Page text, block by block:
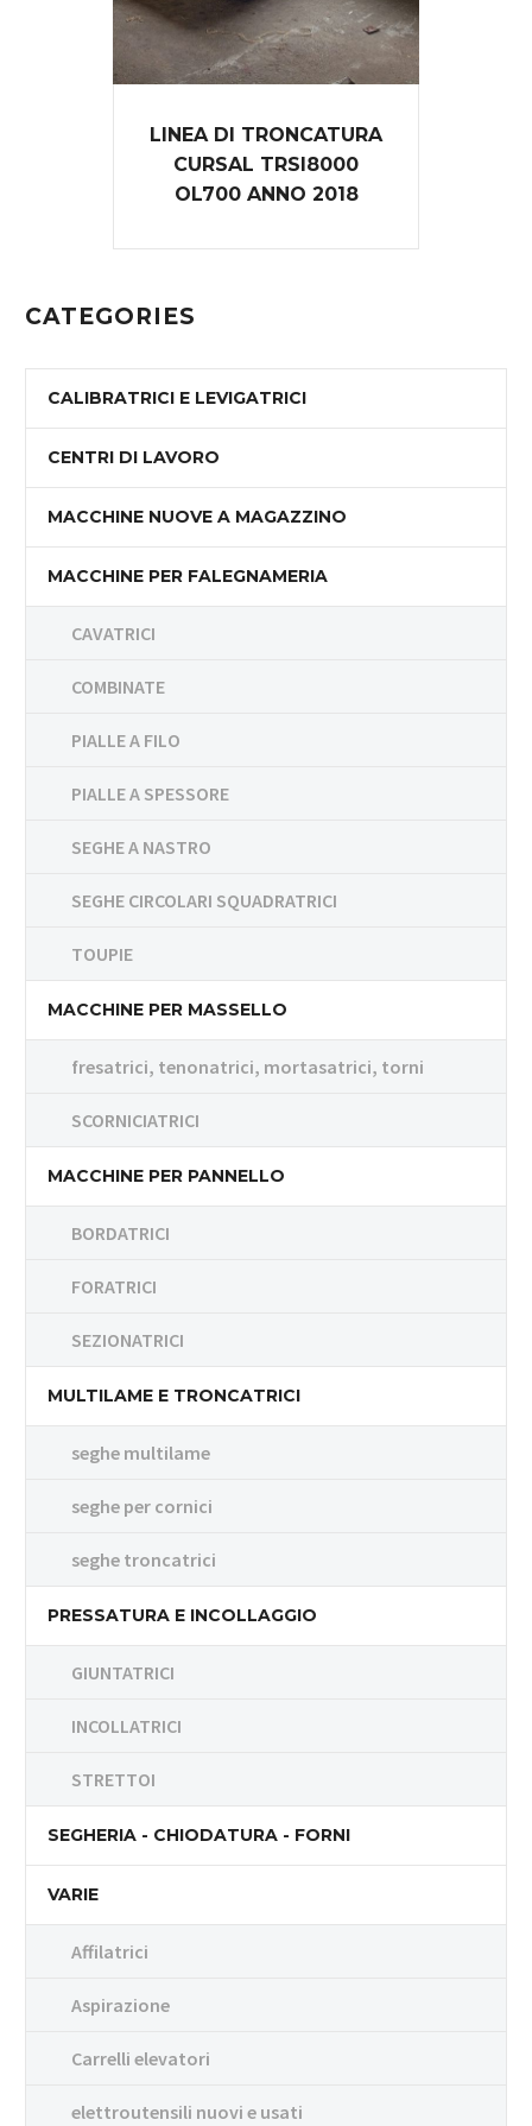
LINEA DI TRONCATURA
CURSAL TRSI8000
OL700 ANNO 2018
CATEGORIES
CALIBRATRICI E LEVIGATRICI
CENTRI DI LAVORO
MACCHINE NUOVE A MAGAZZINO
MACCHINE PER FALEGNAMERIA
CAVATRICI
COMBINATE
PIALLE A FILO
PIALLE A SPESSORE
SEGHE A NASTRO
SEGHE CIRCOLARI SQUADRATRICI
TOUPIE
MACCHINE PER MASSELLO
fresatrici, tenonatrici, mortasatrici, torni
SCORNICIATRICI
MACCHINE PER PANNELLO
BORDATRICI
FORATRICI
SEZIONATRICI
MULTILAME E TRONCATRICI
seghe multilame
seghe per cornici
seghe troncatrici
PRESSATURA E INCOLLAGGIO
GIUNTATRICI
INCOLLATRICI
STRETTOI
SEGHERIA - CHIODATURA - FORNI
VARIE
Affilatrici
Aspirazione
Carrelli elevatori
elettroutensili nuovi e usati